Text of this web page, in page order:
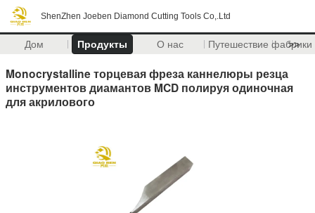
ShenZhen Joeben Diamond Cutting Tools Co,.Ltd
Дом Продукты О нас Путешествие фабрики
>>
Monocrystalline торцевая фреза каннелюры резца
инструментов диамантов MCD полируя одиночная
для акрилового